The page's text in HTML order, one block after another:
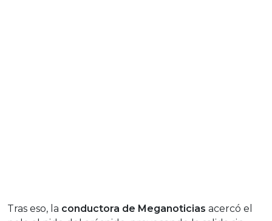
Tras eso, la conductora de Meganoticias acercó el